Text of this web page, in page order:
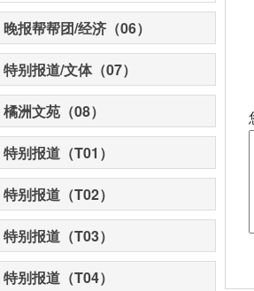
晚报帮帮团/经济（06）
特别报道/文体（07）
橘洲文苑（08）
特别报道（T01）
特别报道（T02）
特别报道（T03）
特别报道（T04）